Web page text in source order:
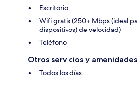
Escritorio
Wifi gratis (250+ Mbps (ideal
dispositivos) de velocidad)
Teléfono
Otros servicios y amenidades
Todos los días